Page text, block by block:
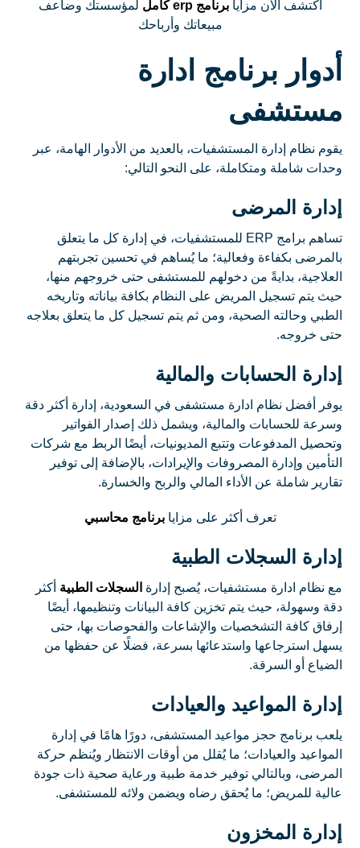
اكتشف الآن مزايابرنامج erp كامل
لمؤسستك وضاعف
مبيعاتك وأرباحك
أدوار برنامج ادارة
مستشفى
يقوم نظام إدارة المستشفيات، بالعديد من الأدوار الهامة، عبر
وحدات شاملة ومتكاملة، على النحو التالي:
إدارة المرضى
تساهم برامج ERP للمستشفيات، في إدارة كل ما يتعلق
بالمرضى بكفاءة وفعالية؛ ما يُساهم في تحسين تجربتهم
العلاجية، بدايةً من دخولهم للمستشفى حتى خروجهم منها،
حيث يتم تسجيل المريض على النظام بكافة بياناته وتاريخه
الطبي وحالته الصحية، ومن ثم يتم تسجيل كل ما يتعلق بعلاجه
حتى خروجه.
إدارة الحسابات والمالية
يوفر أفضل نظام ادارة مستشفى في السعودية، إدارة أكثر دقة
وسرعة للحسابات والمالية، ويشمل ذلك إصدار الفواتير
وتحصيل المدفوعات وتتبع المديونيات، أيضًا الربط مع شركات
التأمين وإدارة المصروفات والإيرادات، بالإضافة إلى توفير
تقارير شاملة عن الأداء المالي والربح والخسارة.
تعرف أكثر على مزايابرنامج محاسبي
إدارة السجلات الطبية
مع نظام ادارة مستشفيات، يُصبح إدارة السجلات الطبية أكثر
دقة وسهولة، حيث يتم تخزين كافة البيانات وتنظيمها، أيضًا
إرفاق كافة التشخصيات والإشاعات والفحوصات بها، حتى
يسهل استرجاعها واستدعائها بسرعة، فضلًا عن حفظها من
الضياع أو السرقة.
إدارة المواعيد والعيادات
يلعب برنامج حجز مواعيد المستشفى، دورًا هامًا في إدارة
المواعيد والعيادات؛ ما يُقلل من أوقات الانتظار ويُنظم حركة
المرضى، وبالتالي توفير خدمة طبية ورعاية صحية ذات جودة
عالية للمريض؛ ما يُحقق رضاه ويضمن ولائه للمستشفى.
إدارة المخزون